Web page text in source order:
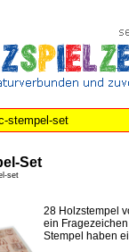
stempel-set
Set
set
28 Holzstempel
ein
Stempel haben